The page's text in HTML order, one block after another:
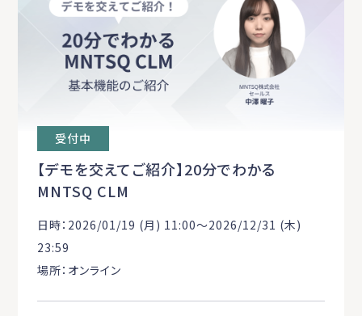
受付中
【デモを交えてご紹介】20分でわかる
MNTSQ CLM
日時：2026/01/19 (月) 11:00〜2026/12/31 (木)
23:59
場所：オンライン